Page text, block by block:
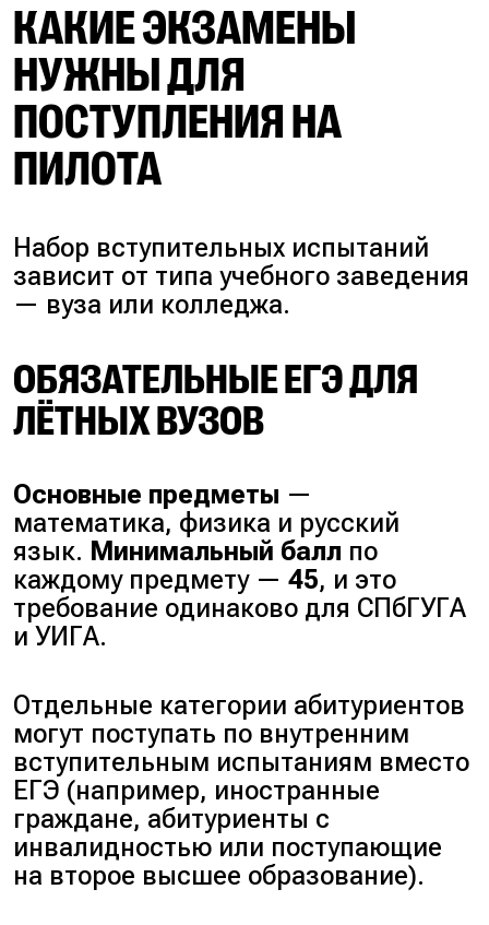
КАКИЕ ЭКЗАМЕНЫ
НУЖНЫ ДЛЯ
ПОСТУПЛЕНИЯ НА
ПИЛОТА
Набор вступительных испытаний
зависит от типа учебного заведения
— вуза или колледжа.
ОБЯЗАТЕЛЬНЫЕ ЕГЭ ДЛЯ
ЛЁТНЫХ ВУЗОВ
Основные предметы —
математика, физика и русский
язык. Минимальный балл по
каждому предмету —45, и это
требование одинаково для СПбГУГА
и УИГА.
Отдельные категории абитуриентов
могут поступать по внутренним
вступительным испытаниям вместо
ЕГЭ (например, иностранные
граждане, абитуриенты с
инвалидностью или поступающие
на второе высшее образование).